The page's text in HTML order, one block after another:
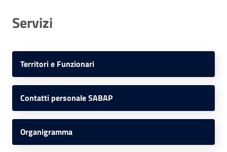
Servizi
Territori e Funzionari
Contatti personale SABAP
Organigramma